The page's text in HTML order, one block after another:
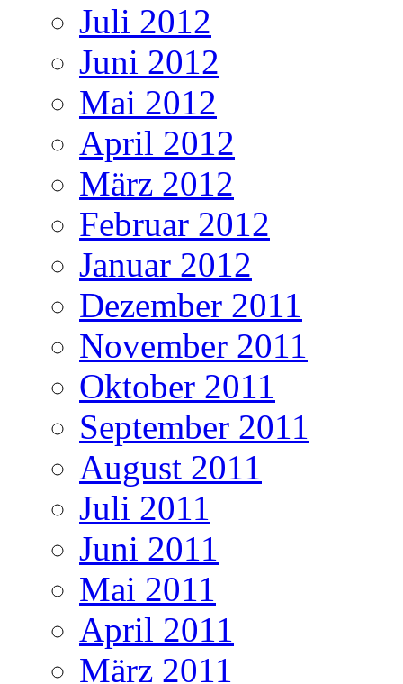
Juli 2012
Juni 2012
Mai 2012
April 2012
März 2012
Februar 2012
Januar 2012
Dezember 2011
November 2011
Oktober 2011
September 2011
August 2011
Juli 2011
Juni 2011
Mai 2011
April 2011
März 2011